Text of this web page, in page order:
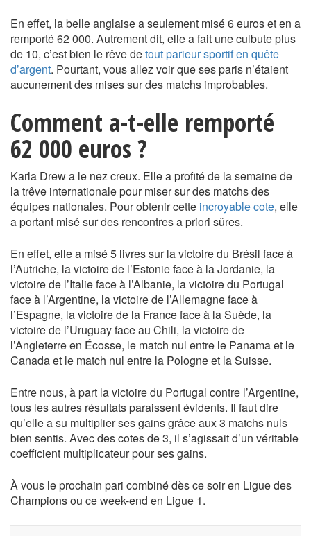
En effet, la belle anglaise a seulement misé 6 euros et en a
remporté 62 000. Autrement dit, elle a fait une culbute plus
de 10, c’est bien le rêve detout parieur sportif en quête
d’argent. Pourtant, vous allez voir que ses paris n’étaient
aucunement des mises sur des matchs improbables.
Comment a-t-elle remporté
62 000 euros ?
Karla Drew a le nez creux. Elle a profité de la semaine de
la trêve internationale pour miser sur des matchs des
équipes nationales. Pour obtenir cette incroyable cote, elle
a portant misé sur des rencontres a priori sûres.
En effet, elle a misé 5 livres sur la victoire du Brésil face à
l’Autriche, la victoire de l’Estonie face à la Jordanie, la
victoire de l’Italie face à l’Albanie, la victoire du Portugal
face à l’Argentine, la victoire de l’Allemagne face à
l’Espagne, la victoire de la France face à la Suède, la
victoire de l’Uruguay face au Chili, la victoire de
l’Angleterre en Écosse, le match nul entre le Panama et le
Canada et le match nul entre la Pologne et la Suisse.
Entre nous, à part la victoire du Portugal contre l’Argentine,
tous les autres résultats paraissent évidents. Il faut dire
qu’elle a su multiplier ses gains grâce aux 3 matchs nuls
bien sentis. Avec des cotes de 3, il s’agissait d’un véritable
coefficient multiplicateur pour ses gains.
À vous le prochain pari combiné dès ce soir en Ligue des
Champions ou ce week-end en Ligue 1.